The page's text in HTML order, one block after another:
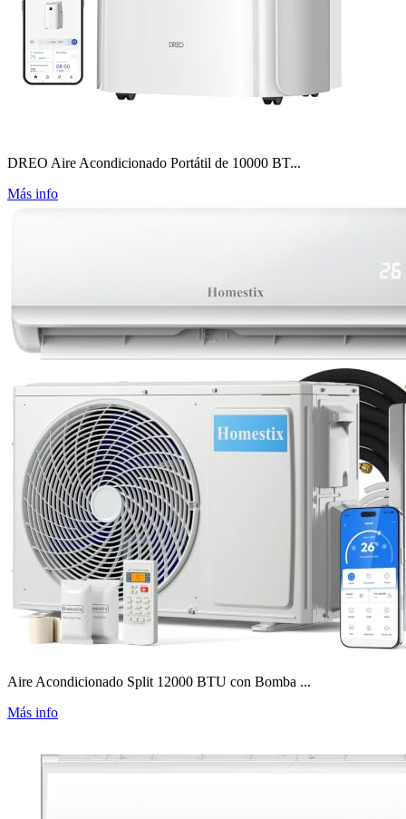
DREO Aire Acondicionado Portátil de 10000 BT...
Más info
Aire Acondicionado Split 12000 BTU con Bomba ...
Más info